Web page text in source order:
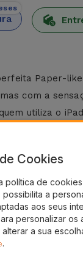
Paper-
com a
utiliza o
e o
que é
do ecrã do
fácil e
é fácil de
esta
Cookies
política de
a
aos seus
personalizar os
a sua
.